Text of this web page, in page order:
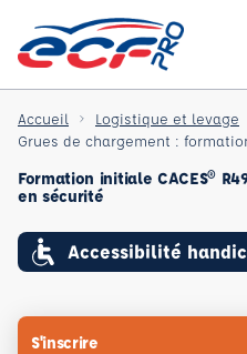
Accueil
Logistique et levage
Grues de chargement :
Formation initiale CACES®
en sécurité
Accessibilité
S'inscrire